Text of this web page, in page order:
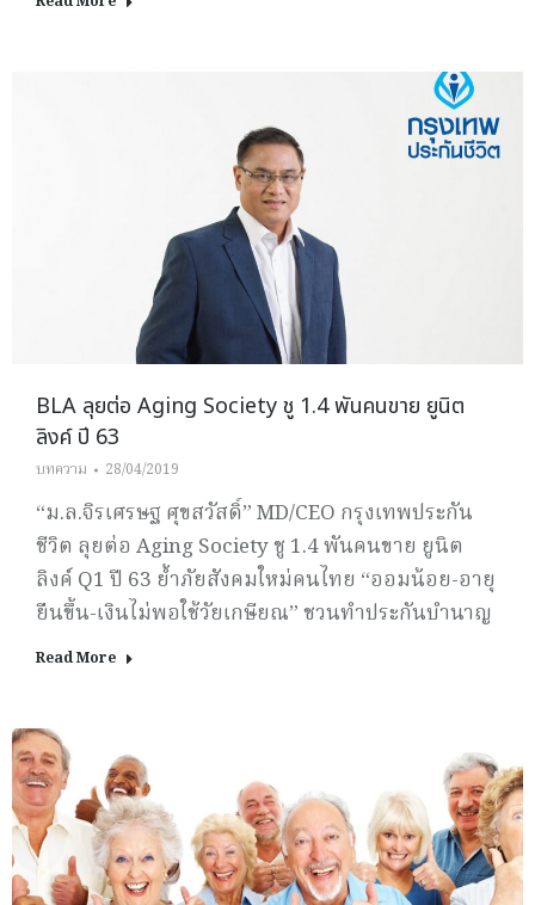
BLA ลุยต่อ Aging Society ชู 1.4 พันคนขาย ยูนิต
ลิงค์ ปี 63
บทความ 28/04/2019
“ม.ล.จิรเศรษฐ ศุขสวัสดิ์” MD/CEO กรุงเทพประกัน
ชีวิต ลุยต่อ Aging Society ชู 1.4 พันคนขาย ยูนิต
ลิงค์ Q1 ปี 63 ย้ำภัยสังคมใหม่คนไทย “ออมน้อย-อายุ
ยืนขึ้น-เงินไม่พอใช้วัยเกษียณ” ชวนทำประกันบำนาญ
Read More